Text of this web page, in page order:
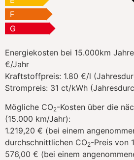
F
G
Energiekosten bei 15.000km
€/Jahr
Kraftstoffpreis: 1.80 €/l
Strompreis: 31 ct/kWh
Mögliche CO2-Kosten über die
(15.000 km/Jahr):
1.219,20 € (bei einem
durchschnittlichen CO2-Preis von
576,00 € (bei einem